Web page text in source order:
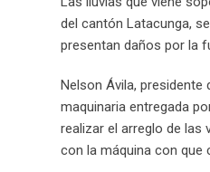
del cantón Latacunga,
presentan daños por la
Nelson Ávila, presidente
maquinaria entregada
realizar el arreglo de las
con la máquina con que